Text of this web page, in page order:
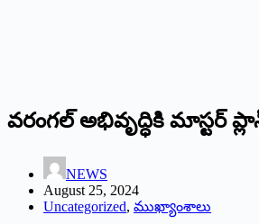
వరంగల్‌ అభివృద్ధికి మాస్టర్‌
NEWS
August 25, 2024
Uncategorized, ముఖ్యాంశాలు